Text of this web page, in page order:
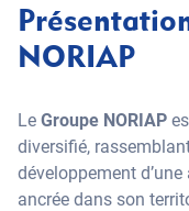
NORIAP
Le Groupe NORIAP
diversifié,
développement
ancrée dans son